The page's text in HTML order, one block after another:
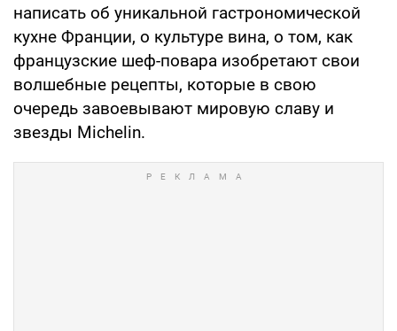
написать об уникальной гастрономической
кухне Франции, о культуре вина, о том, как
французские шеф-повара изобретают свои
волшебные рецепты, которые в свою
очередь завоевывают мировую славу и
звезды Michelin.